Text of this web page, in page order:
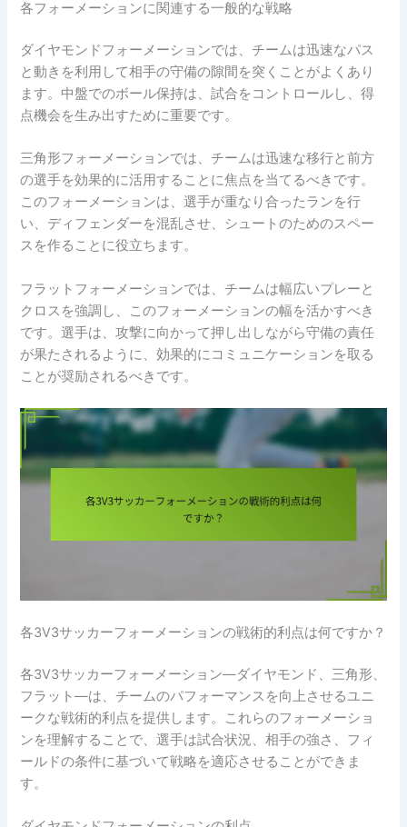
各フォーメーションに関連する一般的な戦略
ダイヤモンドフォーメーションでは、チームは迅速なパス
と動きを利用して相手の守備の隙間を突くことがよくあり
ます。中盤でのボール保持は、試合をコントロールし、得
点機会を生み出すために重要です。
三角形フォーメーションでは、チームは迅速な移行と前方
の選手を効果的に活用することに焦点を当てるべきです。
このフォーメーションは、選手が重なり合ったランを行
い、ディフェンダーを混乱させ、シュートのためのスペー
スを作ることに役立ちます。
フラットフォーメーションでは、チームは幅広いプレーと
クロスを強調し、このフォーメーションの幅を活かすべき
です。選手は、攻撃に向かって押し出しながら守備の責任
が果たされるように、効果的にコミュニケーションを取る
ことが奨励されるべきです。
各3V3サッカーフォーメーションの戦術的利点は何ですか？
各3V3サッカーフォーメーション—ダイヤモンド、三角形、
フラット—は、チームのパフォーマンスを向上させるユニ
ークな戦術的利点を提供します。これらのフォーメーショ
ンを理解することで、選手は試合状況、相手の強さ、フィ
ールドの条件に基づいて戦略を適応させることができま
す。